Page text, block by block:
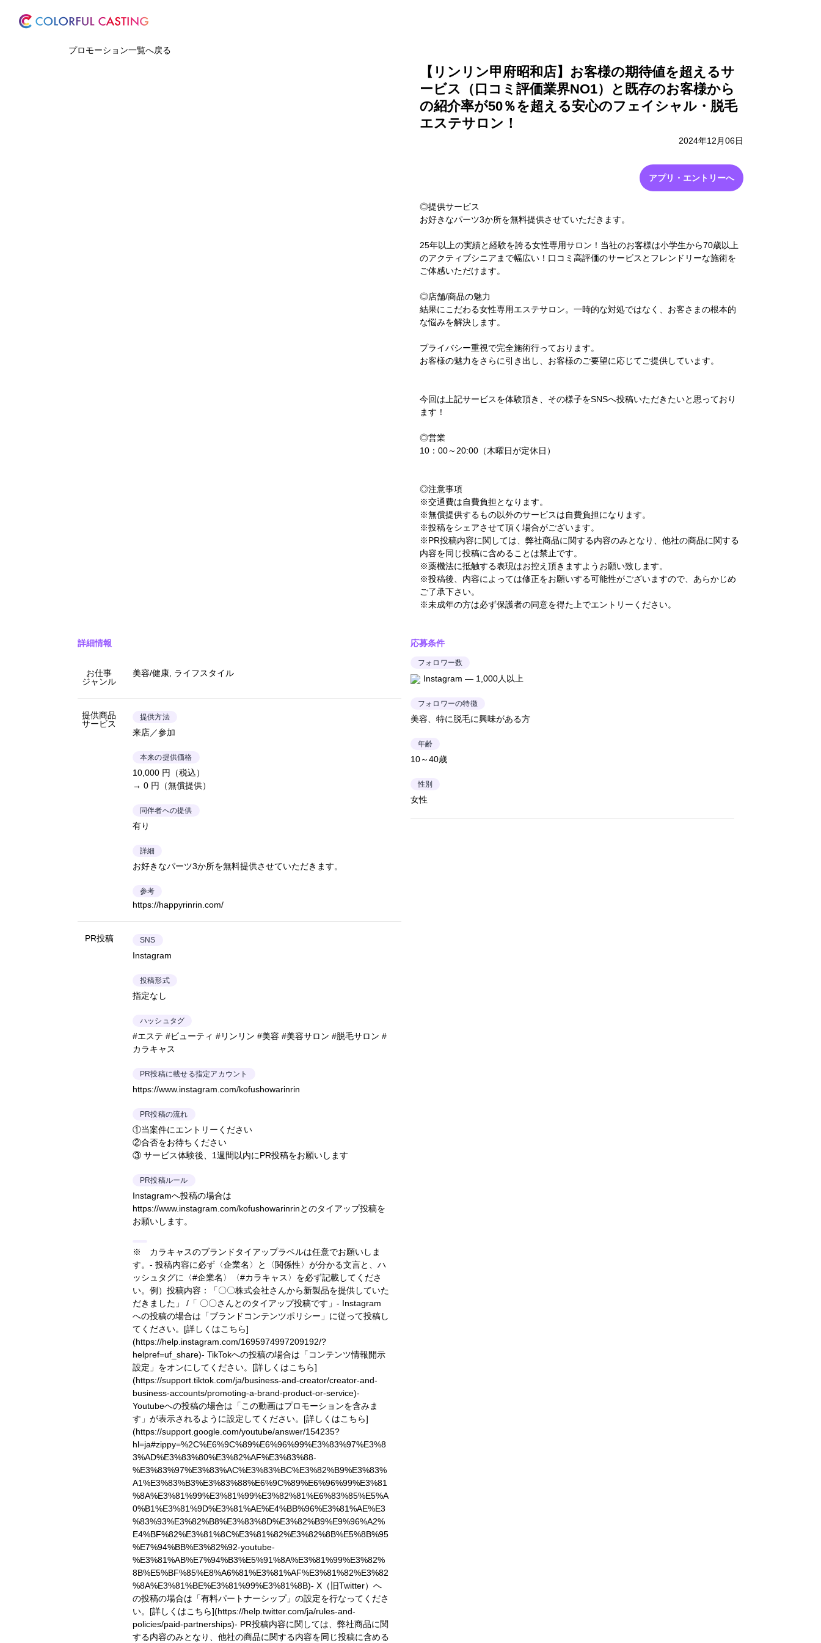
プロモーション一覧へ戻る
【リンリン甲府昭和店】お客様の期待値を超えるサ
ービス（口コミ評価業界NO1）と既存のお客様から
の紹介率が50％を超える安心のフェイシャル・脱毛
エステサロン！
2024年12月06日
アプリ・エントリーへ
◎提供サービス
お好きなパーツ3か所を無料提供させていただきます。
25年以上の実績と経験を誇る女性専用サロン！当社のお客様は小学生から70歳以上
のアクティブシニアまで幅広い！口コミ高評価のサービスとフレンドリーな施術を
ご体感いただけます。
◎店舗/商品の魅力
結果にこだわる女性専用エステサロン。一時的な対処ではなく、お客さまの根本的
な悩みを解決します。
プライバシー重視で完全施術行っております。
お客様の魅力をさらに引き出し、お客様のご要望に応じてご提供しています。
今回は上記サービスを体験頂き、その様子をSNSへ投稿いただきたいと思っており
ます！
◎営業
10：00～20:00（木曜日が定休日）
◎注意事項
※交通費は自費負担となります。
※無償提供するもの以外のサービスは自費負担になります。
※投稿をシェアさせて頂く場合がございます。
※PR投稿内容に関しては、弊社商品に関する内容のみとなり、他社の商品に関する
内容を同じ投稿に含めることは禁止です。
※薬機法に抵触する表現はお控え頂きますようお願い致します。
※投稿後、内容によっては修正をお願いする可能性がございますので、あらかじめ
ご了承下さい。
※未成年の方は必ず保護者の同意を得た上でエントリーください。
詳細情報
お仕事
ジャンル
美容/健康, ライフスタイル
提供商品
サービス
提供方法
来店／参加
本来の提供価格
10,000 円（税込）
→ 0 円（無償提供）
同伴者への提供
有り
詳細
お好きなパーツ3か所を無料提供させていただきます。
参考
https://happyrinrin.com/
PR投稿 SNS
Instagram
投稿形式
指定なし
ハッシュタグ
#エステ #ビューティ #リンリン #美容 #美容サロン #脱毛サロン #
カラキャス
PR投稿に載せる指定アカウント
https://www.instagram.com/kofushowarinrin
PR投稿の流れ
①当案件にエントリーください
②合否をお待ちください
③ サービス体験後、1週間以内にPR投稿をお願いします
PR投稿ルール
Instagramへ投稿の場合は
https://www.instagram.com/kofushowarinrinとのタイアップ投稿を
お願いします。
※ カラキャスのブランドタイアップラベルは任意でお願いしま
す。- 投稿内容に必ず〈企業名〉と〈関係性〉が分かる文言と、ハ
ッシュタグに〈#企業名〉〈#カラキャス〉を必ず記載してくださ
い。 例）投稿内容：「〇〇株式会社さんから新製品を提供していた
だきました」 /「 〇〇さんとのタイアップ投稿です」 - Instagram
への投稿の場合は「ブランドコンテンツポリシー」に従って投稿し
てください。 [詳しくはこちら]
(https://help.instagram.com/1695974997209192/?
helpref=uf_share)- TikTokへの投稿の場合は「コンテンツ情報開示
設定」をオンにしてください。 [詳しくはこちら]
(https://support.tiktok.com/ja/business-and-creator/creator-and-
business-accounts/promoting-a-brand-product-or-service)-
Youtubeへの投稿の場合は「この動画はプロモーションを含みま
す」が表示されるように設定してください。 [詳しくはこちら]
(https://support.google.com/youtube/answer/154235?
hl=ja#zippy=%2C%E6%9C%89%E6%96%99%E3%83%97%E3%8
3%AD%E3%83%80%E3%82%AF%E3%83%88-
%E3%83%97%E3%83%AC%E3%83%BC%E3%82%B9%E3%83%
A1%E3%83%B3%E3%83%88%E6%9C%89%E6%96%99%E3%81
%8A%E3%81%99%E3%81%99%E3%82%81%E6%83%85%E5%A
0%B1%E3%81%9D%E3%81%AE%E4%BB%96%E3%81%AE%E3
%83%93%E3%82%B8%E3%83%8D%E3%82%B9%E9%96%A2%
E4%BF%82%E3%81%8C%E3%81%82%E3%82%8B%E5%8B%95
%E7%94%BB%E3%82%92-youtube-
%E3%81%AB%E7%94%B3%E5%91%8A%E3%81%99%E3%82%
8B%E5%BF%85%E8%A6%81%E3%81%AF%E3%81%82%E3%82
%8A%E3%81%BE%E3%81%99%E3%81%8B)- X（旧Twitter）へ
の投稿の場合は「有料パートナーシップ」の設定を行なってくださ
い。 [詳しくはこちら](https://help.twitter.com/ja/rules-and-
policies/paid-partnerships)- PR投稿内容に関しては、弊社商品に関
する内容のみとなり、他社の商品に関する内容を同じ投稿に含める
応募条件
フォロワー数
Instagram — 1,000人以上
フォロワーの特徴
美容、特に脱毛に興味がある方
年齢
10～40歳
性別
女性